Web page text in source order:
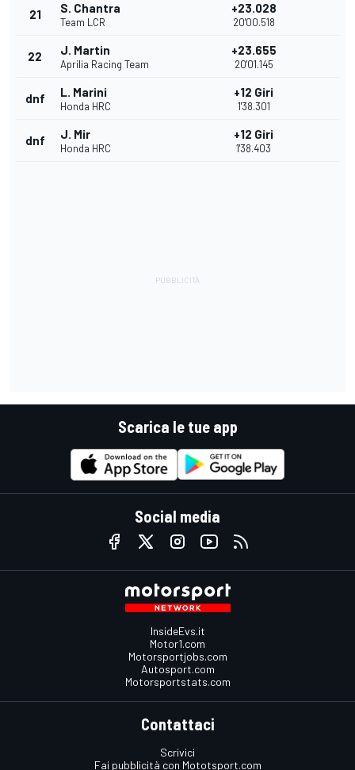
21 S. Chantra
Team LCR
+23.028
20'00.518
22 J. Martin
Aprilia Racing Team
+23.655
20'01.145
dnf L. Marini
Honda HRC
+12 Giri
1'38.301
dnf J. Mir
Honda HRC
+12 Giri
1'38.403
Scarica le tue app
Social media
InsideEvs.it
Motor1.com
Motorsportjobs.com
Autosport.com
Motorsportstats.com
Contattaci
Scrivici
Fai pubblicità con Mototsport.com